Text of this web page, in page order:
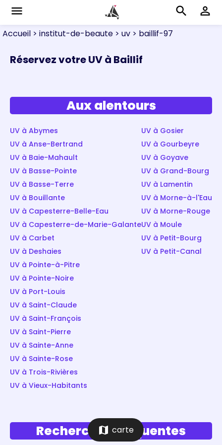
menu search perm_identity
Accueil > institut-de-beaute > uv > baillif-97
Réservez votre UV à Baillif
Aux alentours
UV à Abymes
UV à Anse-Bertrand
UV à Baie-Mahault
UV à Basse-Pointe
UV à Basse-Terre
UV à Bouillante
UV à Capesterre-Belle-Eau
UV à Capesterre-de-Marie-Galante
UV à Carbet
UV à Deshaies
UV à Gosier
UV à Gourbeyre
UV à Goyave
UV à Grand-Bourg
UV à Lamentin
UV à Morne-à-l'Eau
UV à Morne-Rouge
UV à Moule
UV à Petit-Bourg
UV à Petit-Canal
UV à Pointe-à-Pitre
UV à Pointe-Noire
UV à Port-Louis
UV à Saint-Claude
UV à Saint-François
UV à Saint-Pierre
UV à Sainte-Anne
UV à Sainte-Rose
UV à Trois-Rivières
UV à Vieux-Habitants
Recherches fréquentes
map carte